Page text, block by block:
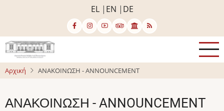
κυρίως
περιεχόμενο
EL EN DE
Αρχική ΑΝΑΚΟΙΝΩΣΗ - ANNOUNCEMENT
ΑΝΑΚΟΙΝΩΣΗ - ANNOUNCEMENT